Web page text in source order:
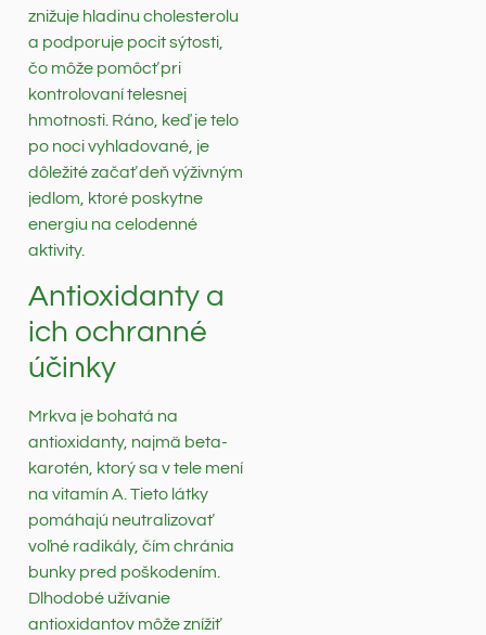
znižuje hladinu cholesterolu
a podporuje pocit sýtosti,
čo môže pomôcť pri
kontrolovaní telesnej
hmotnosti. Ráno, keď je telo
po noci vyhladované, je
dôležité začať deň výživným
jedlom, ktoré poskytne
energiu na celodenné
aktivity.
Antioxidanty a
ich ochranné
účinky
Mrkva je bohatá na
antioxidanty, najmä beta-
karotén, ktorý sa v tele mení
na vitamín A. Tieto látky
pomáhajú neutralizovať
voľné radikály, čím chránia
bunky pred poškodením.
Dlhodobé užívanie
antioxidantov môže znížiť